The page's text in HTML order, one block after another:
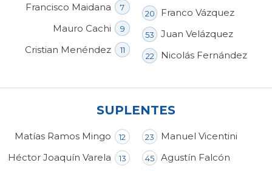
Francisco Maidana 7
Mauro Cachi 9
Cristian Menéndez 11
20 Franco Vázquez
53 Juan Velázquez
22 Nicolás Fernández
SUPLENTES
Matías Ramos Mingo 12
Héctor Joaquín Varela 13
23 Manuel Vicentini
45 Agustín Falcón